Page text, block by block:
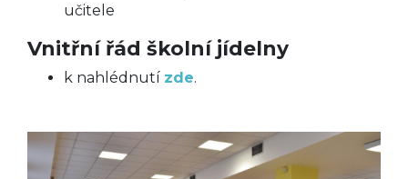
učitele
Vnitřní řád školní jídelny
k nahlédnutí zde.